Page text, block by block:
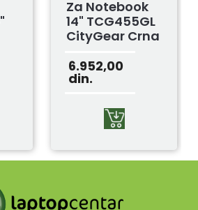
Za Notebook
14" TCG455GL
CityGear Crna
6.952,00
din.